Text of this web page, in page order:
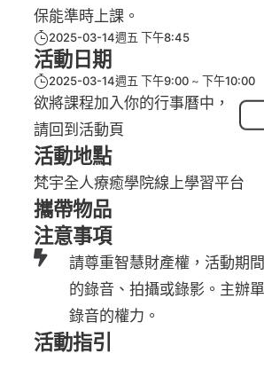
保能準時上課。
2025-03-14週五 下午8:45
活動日期
2025-03-14週五 下午9:00 下午10:00
欲將課程加入你的行事曆中，
請回到活動頁
活動地點
梵宇全人療癒學院線上學習平台
攜帶物品
注意事項
請尊重智慧財產權，活動期
的錄音、拍攝或錄影。主辦
錄音的權力。
活動指引